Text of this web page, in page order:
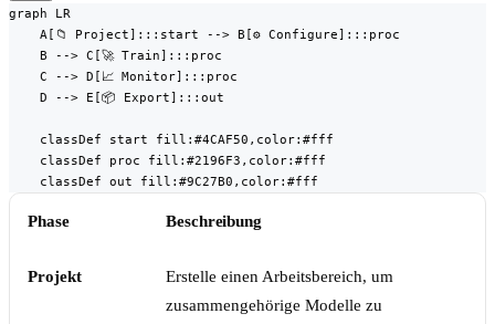
graph LR
    A[📁 Project]:::start --> B[⚙️ Configure]:::proc
    B --> C[🚀 Train]:::proc
    C --> D[📈 Monitor]:::proc
    D --> E[📦 Export]:::out
    classDef start fill:#4CAF50,color:#fff
    classDef proc fill:#2196F3,color:#fff
    classDef out fill:#9C27B0,color:#fff
Phase Beschreibung
Projekt
Erstelle einen Arbeitsbereich, um
zusammengehörige Modelle zu